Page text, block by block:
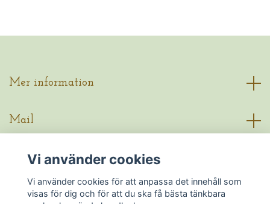
Mer information
Mail
Sociala medier
Vi använder cookies
Vi använder cookies för att anpassa det innehåll som
visas för dig och för att du ska få bästa tänkbara